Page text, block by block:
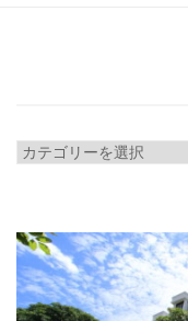
カ
リ
ー